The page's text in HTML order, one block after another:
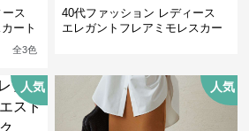
ス
ート
全3色
40代ファッション レディース
エレガントフレアミモレスカー
人気 人気